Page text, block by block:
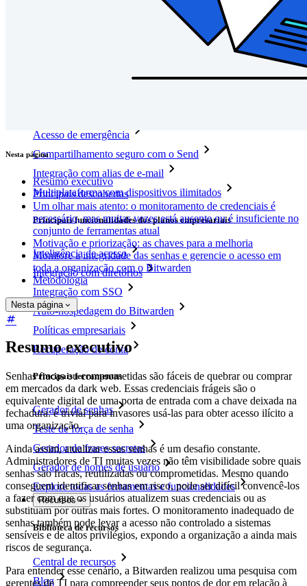
Principais funcionalidades dos planos pessoais
Acesso de emergência
Compartilhamento seguro com o Send
Integração com alias de e-mail
Multiplataforma com dispositivos ilimitados
Principais funcionalidades dos planos empresariais
Inteligência de acesso
Integração com diretórios
Integração com SSO
Auto-hospedagem do Bitwarden
Políticas empresariais
Recuperação de conta
Principais ferramentas
Gerador de senhas
Teste de força de senha
Gerador de frases secretas
Gerador de nomes de usuário
Explore todas as ferramentas e funcionalidades
Recursos
Biblioteca de recursos
Central de recursos
Blog
Nesta página
Resumo executivo
Principais descobertas
Um olhar mais atento: o monitoramento de credenciais é
necessário, mas muitas vezes está ausente ou é insuficiente no
conjunto de ferramentas atual
Motivação e priorização: as chaves para a melhoria
Monitore a integridade das senhas e gerencie o acesso em
toda a organização com o Bitwarden
Metodologia
Nesta página
Resumo executivo
Senhas fracas ou comprometidas são fáceis de quebrar ou comprar
em mercados da dark web. Essas credenciais frágeis são o
equivalente digital de uma porta de entrada com a chave deixada na
fechadura: é trivial para invasores usá-las para obter acesso ilícito a
uma organização.
Ainda assim, atualizar essas senhas é um desafio constante.
Administradores de TI muitas vezes não têm visibilidade sobre quais
senhas são fracas, reutilizadas ou comprometidas. Mesmo quando
conseguem identificar senhas em risco, pode ser difícil convencê-los
a fazer com que os usuários atualizem suas credenciais ou as
substituam por outras mais fortes. O monitoramento inadequado de
senhas também pode levar a acesso não controlado a sistemas
sensíveis e de altos privilégios, expondo a organização a ainda mais
riscos de segurança.
Para entender esse cenário, a Bitwarden realizou uma pesquisa com
gerentes de TI para compreender seus pontos de dor em relação à